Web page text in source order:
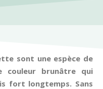
sont une espèce de
couleur brunâtre qui
fort longtemps. Sans